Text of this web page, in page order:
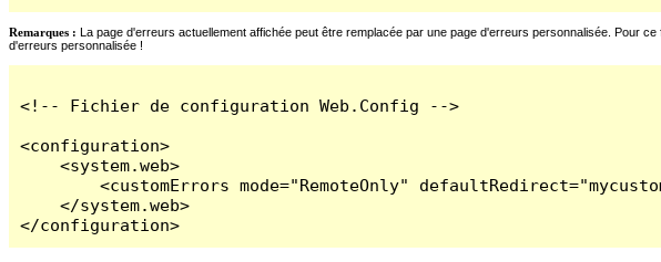
Remarques : La page d'erreurs actuellement affichée peut être remplacée par une page d'erreurs personnalisée. Pour
d'erreurs personnalisée !
<!-- Fichier de configuration Web.Config -->
<configuration>
    <system.web>
<customErrors mode="RemoteOnly"
    </system.web>
</configuration>